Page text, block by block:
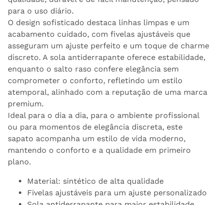
para o uso diário.
O design sofisticado destaca linhas limpas e um
acabamento cuidado, com fivelas ajustáveis que
asseguram um ajuste perfeito e um toque de charme
discreto. A sola antiderrapante oferece estabilidade,
enquanto o salto raso confere elegância sem
comprometer o conforto, refletindo um estilo
atemporal, alinhado com a reputação de uma marca
premium.
Ideal para o dia a dia, para o ambiente profissional
ou para momentos de elegância discreta, este
sapato acompanha um estilo de vida moderno,
mantendo o conforto e a qualidade em primeiro
plano.
Material: sintético de alta qualidade
Fivelas ajustáveis para um ajuste personalizado